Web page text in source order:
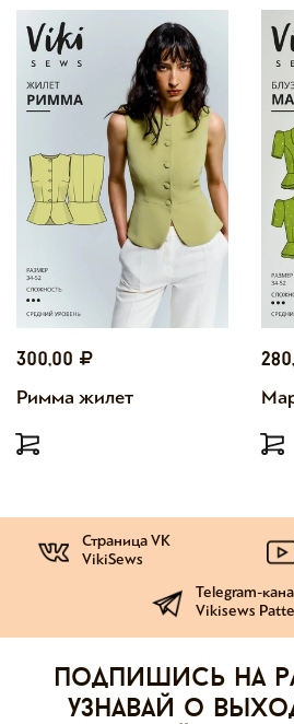
300,00
Римма жилет
Страница VK
VikiSews
Telegram-
Vikisews
Подпишись на
узнавай о